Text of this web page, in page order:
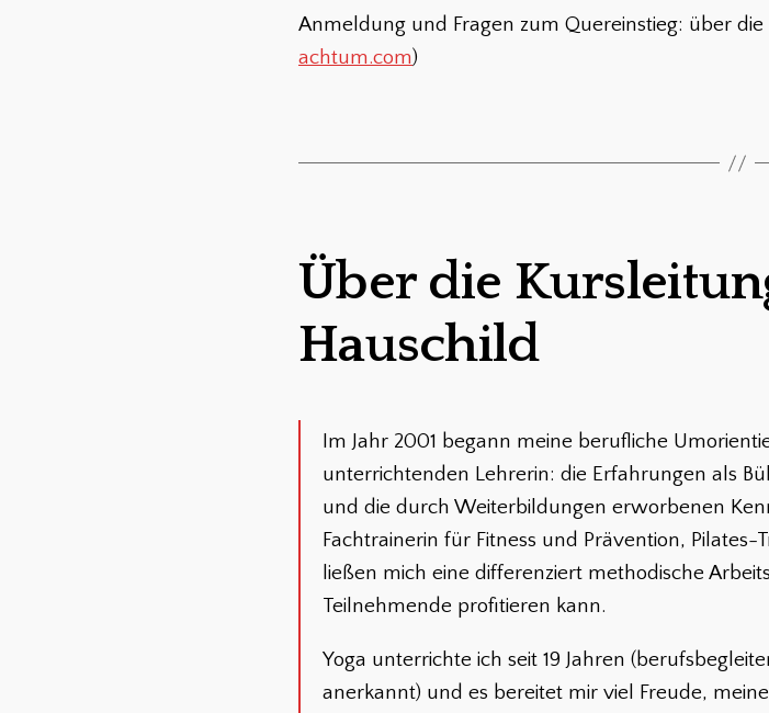
Anmeldung und Fragen zum Quereinstieg: über
achtum.com)
Über die
Hauschild
Im Jahr 2001 begann meine berufliche
unterrichtenden Lehrerin: die Erfahrungen als
und die durch Weiterbildungen erworbenen
Fachtrainerin für Fitness und Prävention,
ließen mich eine differenziert methodische
Teilnehmende profitieren kann.
Yoga unterrichte ich seit 19 Jahren
anerkannt) und es bereitet mir viel Freude,